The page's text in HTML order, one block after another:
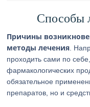
Способы
Причины
методы лечения .
проходить сами по
фармакологических
обязательное
препаратов, но и